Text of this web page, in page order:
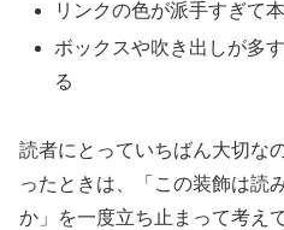
リンクの色が派手すぎて
ボックスや吹き出しが多
る
読者にとっていちばん大切な
ったときは、「この装飾は読
か」を一度立ち止まって考え